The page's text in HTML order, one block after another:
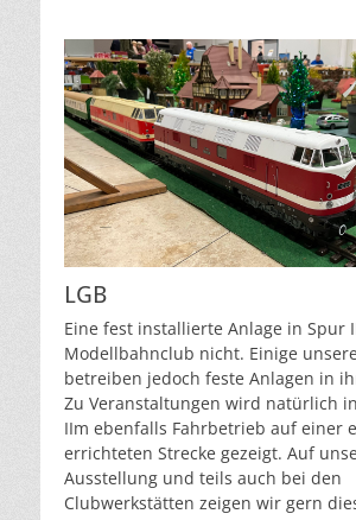
LGB
Eine fest installierte Anlage in Spur
Modellbahnclub nicht. Einige
betreiben jedoch feste Anlagen in
Zu Veranstaltungen wird natürlich
IIm ebenfalls Fahrbetrieb auf einer
errichteten Strecke gezeigt. Auf
Ausstellung und teils auch bei den
Clubwerkstätten zeigen wir gern